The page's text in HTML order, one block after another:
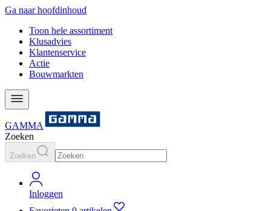
Ga naar hoofdinhoud
Toon hele assortiment
Klusadvies
Klantenservice
Actie
Bouwmarkten
GAMMA
Zoeken
Zoeken
Inloggen